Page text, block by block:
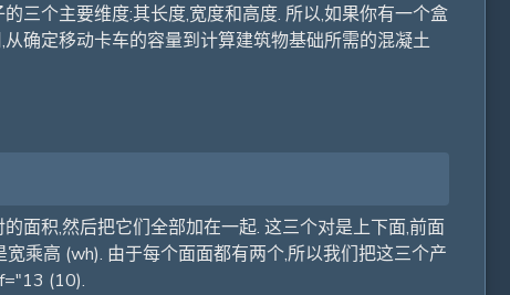
三个主要维度:其长度,宽度和高度. 所以,如果你有一个盒
确定移动卡车的容量到计算建筑物基础所需的混凝土
面积,然后把它们全部加在一起. 这三个对是上下面,前面
乘高 (wh). 由于每个面面都有两个,所以我们把这三个产
(10).